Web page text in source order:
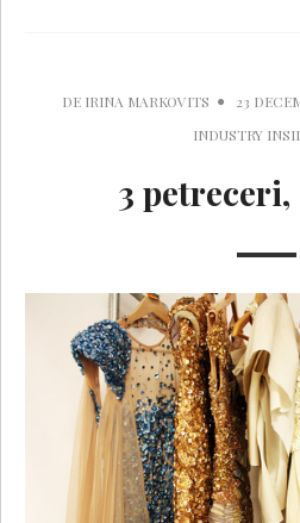
DE IRINA MARKOVITS 23
INDUSTRY
3